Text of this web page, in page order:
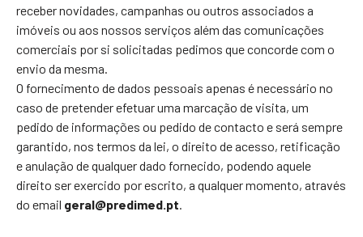
receber novidades, campanhas ou outros associados a
imóveis ou aos nossos serviços além das comunicações
comerciais por si solicitadas pedimos que concorde com o
envio da mesma.
O fornecimento de dados pessoais apenas é necessário no
caso de pretender efetuar uma marcação de visita, um
pedido de informações ou pedido de contacto e será sempre
garantido, nos termos da lei, o direito de acesso, retificação
e anulação de qualquer dado fornecido, podendo aquele
direito ser exercido por escrito, a qualquer momento, através
do email geral@predimed.pt.